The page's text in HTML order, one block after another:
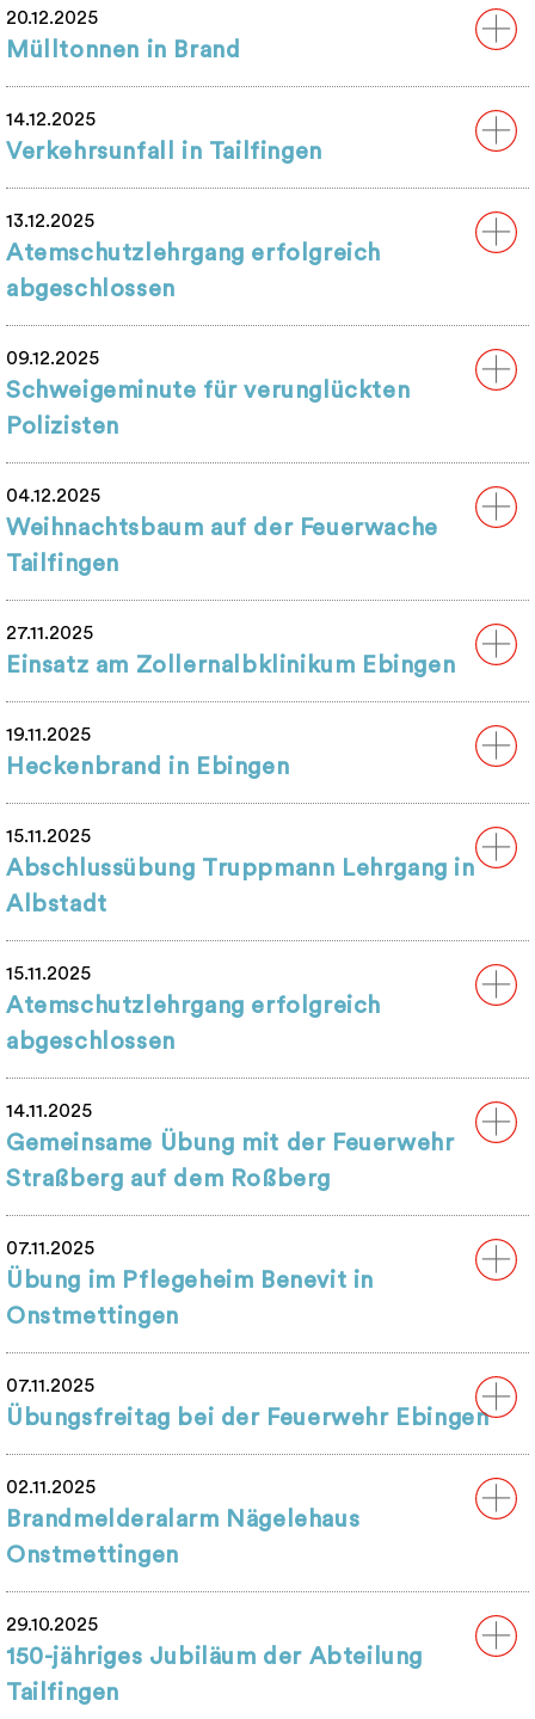
20.12.2025
Mülltonnen in Brand
14.12.2025
Verkehrsunfall in Tailfingen
13.12.2025
Atemschutzlehrgang erfolgreich
abgeschlossen
09.12.2025
Schweigeminute für verunglückten
Polizisten
04.12.2025
Weihnachtsbaum auf der Feuerwache
Tailfingen
27.11.2025
Einsatz am Zollernalbklinikum Ebingen
19.11.2025
Heckenbrand in Ebingen
15.11.2025
Abschlussübung Truppmann Lehrgang in
Albstadt
15.11.2025
Atemschutzlehrgang erfolgreich
abgeschlossen
14.11.2025
Gemeinsame Übung mit der Feuerwehr
Straßberg auf dem Roßberg
07.11.2025
Übung im Pflegeheim Benevit in
Onstmettingen
07.11.2025
Übungsfreitag bei der Feuerwehr Ebingen
02.11.2025
Brandmelderalarm Nägelehaus
Onstmettingen
29.10.2025
150-jähriges Jubiläum der Abteilung
Tailfingen